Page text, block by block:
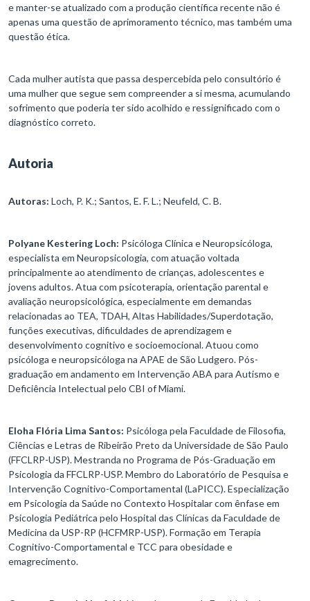
e manter-se atualizado com a produção científica recente não é
apenas uma questão de aprimoramento técnico, mas também uma
questão ética.
Cada mulher autista que passa despercebida pelo consultório é
uma mulher que segue sem compreender a si mesma, acumulando
sofrimento que poderia ter sido acolhido e ressignificado com o
diagnóstico correto.
Autoria
Autoras: Loch, P. K.; Santos, E. F. L.; Neufeld, C. B.
Polyane Kestering Loch: Psicóloga Clínica e Neuropsicóloga,
especialista em Neuropsicologia, com atuação voltada
principalmente ao atendimento de crianças, adolescentes e
jovens adultos. Atua com psicoterapia, orientação parental e
avaliação neuropsicológica, especialmente em demandas
relacionadas ao TEA, TDAH, Altas Habilidades/Superdotação,
funções executivas, dificuldades de aprendizagem e
desenvolvimento cognitivo e socioemocional. Atuou como
psicóloga e neuropsicóloga na APAE de São Ludgero. Pós-
graduação em andamento em Intervenção ABA para Autismo e
Deficiência Intelectual pelo CBI of Miami.
Eloha Flória Lima Santos: Psicóloga pela Faculdade de Filosofia,
Ciências e Letras de Ribeirão Preto da Universidade de São Paulo
(FFCLRP-USP). Mestranda no Programa de Pós-Graduação em
Psicologia da FFCLRP-USP. Membro do Laboratório de Pesquisa e
Intervenção Cognitivo-Comportamental (LaPICC). Especialização
em Psicologia da Saúde no Contexto Hospitalar com ênfase em
Psicologia Pediátrica pelo Hospital das Clínicas da Faculdade de
Medicina da USP-RP (HCFMRP-USP). Formação em Terapia
Cognitivo-Comportamental e TCC para obesidade e
emagrecimento.